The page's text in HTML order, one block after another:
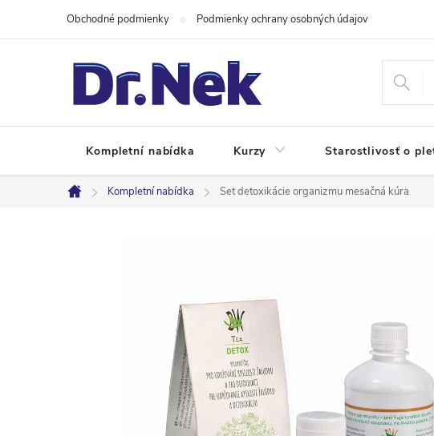
Obchodné podmienky Podmienky ochrany osobných údajov
Kompletní nabídka Kurzy Starostlivosť o
Domov
Kompletní nabídka Set detoxikácie organizmu mesačná kúra